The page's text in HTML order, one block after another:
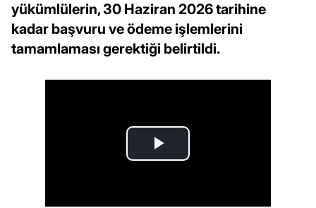
yükümlülerin, 30 Haziran 2026 tarihine
kadar başvuru ve ödeme işlemlerini
tamamlaması gerektiği belirtildi.